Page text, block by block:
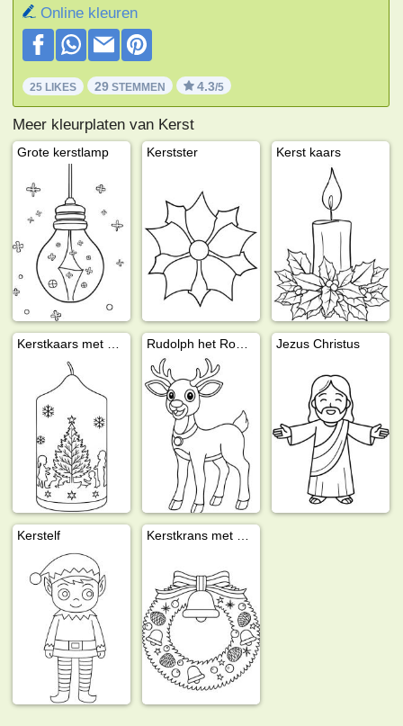
Online kleuren
25 LIKES 29 STEMMEN 4.3/5
Meer kleurplaten van Kerst
Grote kerstlamp Kerstster Kerst kaars
Jezus Christus
Kerstelf